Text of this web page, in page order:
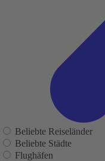
Beliebte Reiseländer
Beliebte Städte
Flughäfen